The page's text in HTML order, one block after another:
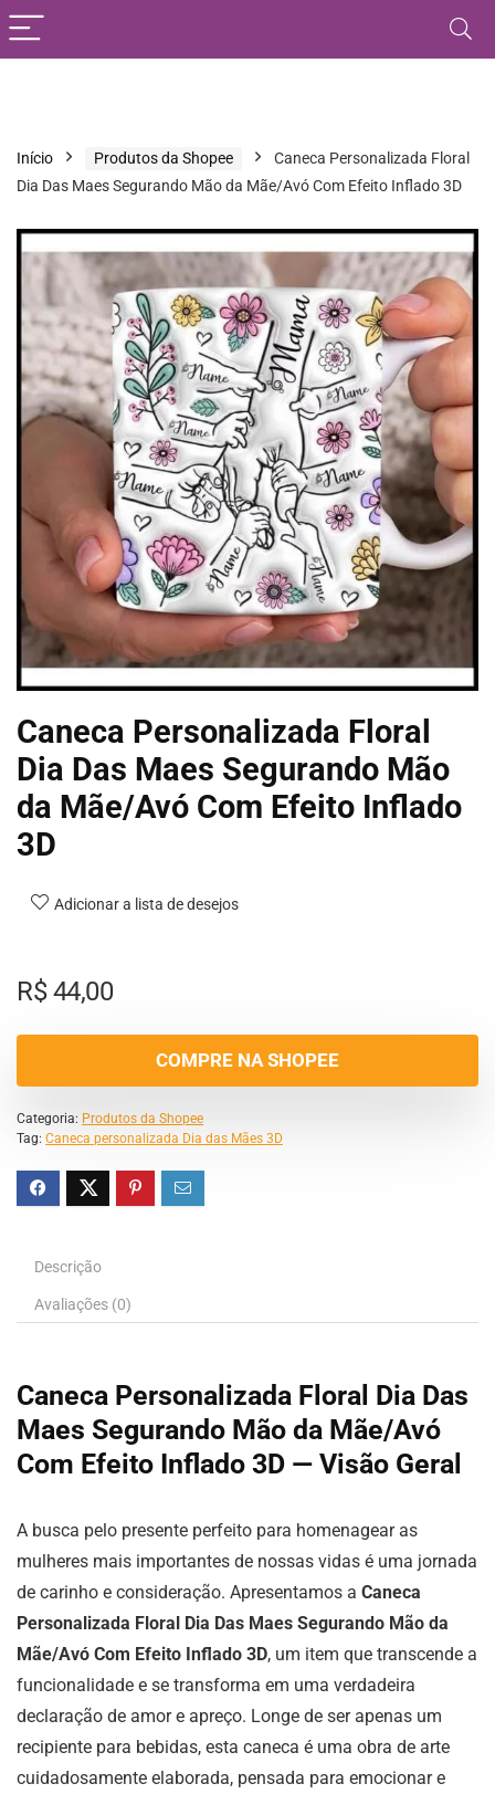
Início Produtos da Shopee
Caneca Personalizada Floral
Dia Das Maes Segurando Mão da Mãe/Avó Com Efeito Inflado 3D
Caneca Personalizada Floral
Dia Das Maes Segurando Mão
da Mãe/Avó Com Efeito Inflado
3D
Adicionar a lista de desejos
R$44,00
COMPRE NA SHOPEE
Categoria: Produtos da Shopee
Tag: Caneca personalizada Dia das Mães 3D
Descrição
Avaliações (0)
Caneca Personalizada Floral Dia Das
Maes Segurando Mão da Mãe/Avó
Com Efeito Inflado 3D — Visão Geral
A busca pelo presente perfeito para homenagear as
mulheres mais importantes de nossas vidas é uma jornada
de carinho e consideração. Apresentamos a Caneca
Personalizada Floral Dia Das Maes Segurando Mão da
Mãe/Avó Com Efeito Inflado 3D, um item que transcende a
funcionalidade e se transforma em uma verdadeira
declaração de amor e apreço. Longe de ser apenas um
recipiente para bebidas, esta caneca é uma obra de arte
cuidadosamente elaborada, pensada para emocionar e